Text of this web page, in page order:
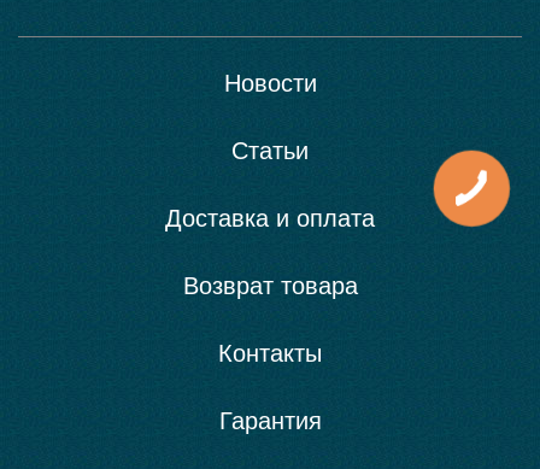
Новости
Статьи
Доставка и оплата
Возврат товара
Контакты
Гарантия